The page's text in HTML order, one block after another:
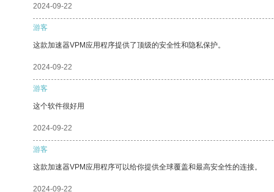
2024-09-22
游客
这款加速器VPM应用程序提供了顶级的安全性和隐私保护。
2024-09-22
游客
这个软件很好用
2024-09-22
游客
这款加速器VPM应用程序可以给你提供全球覆盖和最高安全性的连接。
2024-09-22